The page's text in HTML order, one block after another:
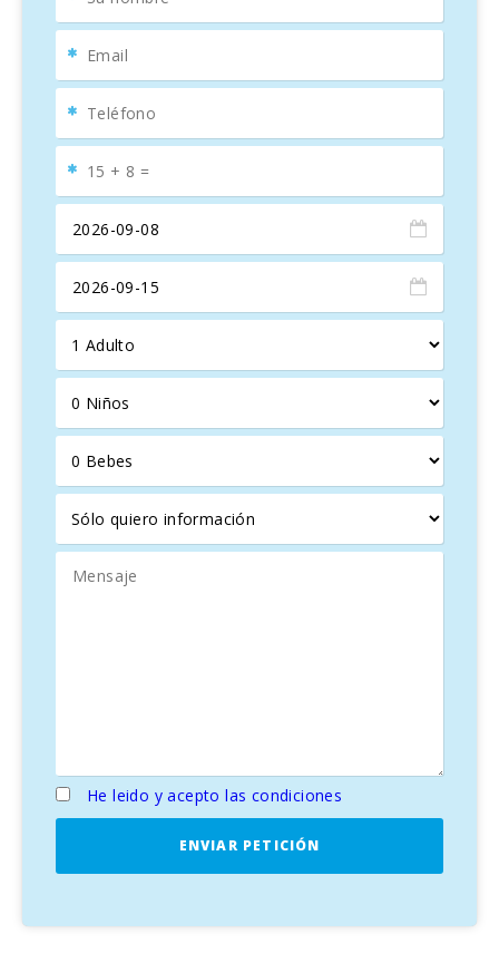
La caseta está a pocos minutos de
S′Arenal, ideales para familias.Cala d′Or, con su estilo
ibicenco ypuerto deportivo
cafeterías y tiendas de lujo. Además,S’HortayCalonge
brindan rutas para caminatas y paseos en bicicleta por
CONEXIÓN RÁPIDA AL SUR DE MALLORCA
La carreteraMA-4012
, a solo 100 metros de la caseta,
, los mercados
FelanitxyPalma, facilitando la exploración de la isla.
He leido y acepto las condiciones
ENVIAR PETICIÓN